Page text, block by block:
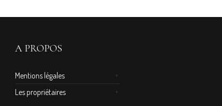
A PROPOS
Mentions légales
Les propriétaires